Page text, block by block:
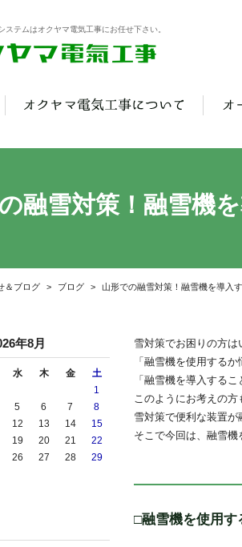
ステムはオクヤマ電気工事にお任せ下さい。
融雪対策！融雪機
＆ブログ ブログ 山形での融雪対策！融雪機を導入
雪対策でお困りの方は
「融雪機を使用するか
「融雪機を導入する
このようにお考えの方
雪対策で便利な装置が
そこで今回は、融雪機
□融雪機を使用す
年8月
水 木 金 土
1
5 6 7
8
12 13 14
15
19 20 21
22
26 27 28
29